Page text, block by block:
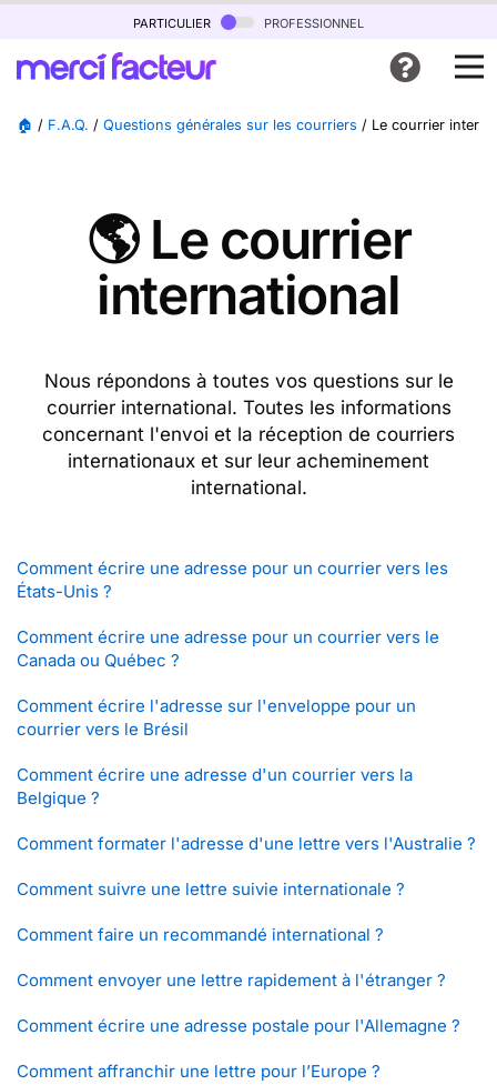
particulier professionnel
🏠 / F.A.Q. / Questions générales sur les courriers / Le courrier
🌎 Le courrier
international
Nous répondons à toutes vos questions sur le
courrier international. Toutes les informations
concernant l'envoi et la réception de courriers
internationaux et sur leur acheminement
international.
Comment écrire une adresse pour un courrier vers les
États-Unis ?
Comment écrire une adresse pour un courrier vers le
Canada ou Québec ?
Comment écrire l'adresse sur l'enveloppe pour un
courrier vers le Brésil
Comment écrire une adresse d'un courrier vers la
Belgique ?
Comment formater l'adresse d'une lettre vers l'Australie ?
Comment suivre une lettre suivie internationale ?
Comment faire un recommandé international ?
Comment envoyer une lettre rapidement à l'étranger ?
Comment écrire une adresse postale pour l'Allemagne ?
Comment affranchir une lettre pour l’Europe ?